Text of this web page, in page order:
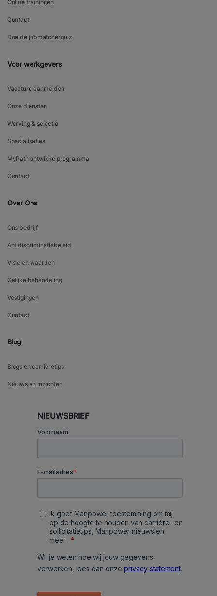
Online trainingen
Contact
Doe de jobmatcherquiz
Voor werkgevers
Vacature aanmelden
Onze diensten
Werving & selectie
Specialisaties
MyPath ontwikkelprogramma
Contact
Over Ons
Ons bedrijf
Antidiscriminatiebeleid
Visie en waarden
Gelijke behandeling
Vestigingen
Contact
Blog
Blogs en carrièretips
Nieuws en inzichten
NIEUWSBRIEF